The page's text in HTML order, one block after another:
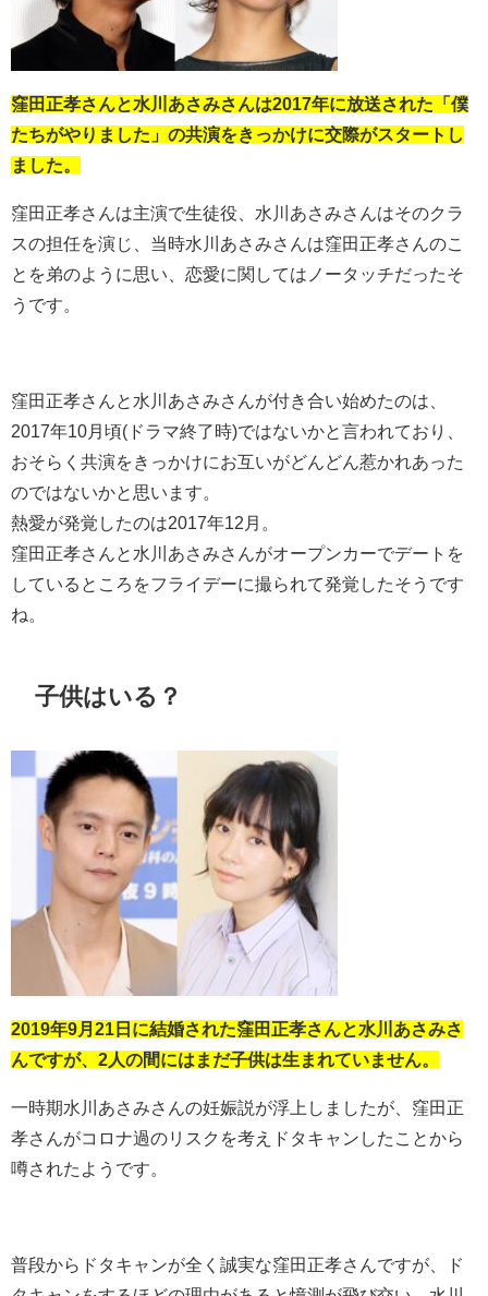
窪田正孝さんと水川あさみさんは2017年に放送された「僕
たちがやりました」の共演をきっかけに交際がスタートし
ました。
窪田正孝さんは主演で生徒役、水川あさみさんはそのクラ
スの担任を演じ、当時水川あさみさんは窪田正孝さんのこ
とを弟のように思い、恋愛に関してはノータッチだったそ
うです。
窪田正孝さんと水川あさみさんが付き合い始めたのは、
2017年10月頃(ドラマ終了時)ではないかと言われており、
おそらく共演をきっかけにお互いがどんどん惹かれあった
のではないかと思います。
熱愛が発覚したのは2017年12月。
窪田正孝さんと水川あさみさんがオープンカーでデートを
しているところをフライデーに撮られて発覚したそうです
ね。
子供はいる？
2019年9月21日に結婚された窪田正孝さんと水川あさみさ
んですが、2人の間にはまだ子供は生まれていません。
一時期水川あさみさんの妊娠説が浮上しましたが、窪田正
孝さんがコロナ過のリスクを考えドタキャンしたことから
噂されたようです。
普段からドタキャンが全く誠実な窪田正孝さんですが、ド